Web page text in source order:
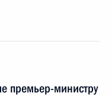
премьер-министру